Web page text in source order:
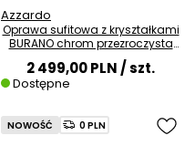
Azzardo
Oprawa sufitowa z kryształkami
BURANO chrom przezroczysta
AZ6910 1xE14 glamour
2 499,00 PLN/ szt.
Dostępne
NOWOŚĆ 0 PLN